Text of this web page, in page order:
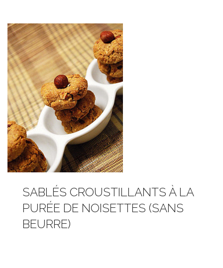
SABLÉS CROUSTILLANTS À LA
PURÉE DE NOISETTES (SANS
BEURRE)